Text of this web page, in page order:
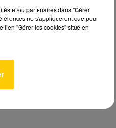
et/ou partenaires dans "Gérer
ne s'appliqueront que pour
lien "Gérer les cookies" situé en